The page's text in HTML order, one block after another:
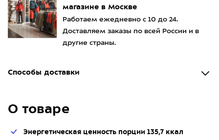
магазине в Москве
Работаем ежедневно с 10 до 24.
Доставляем заказы по всей России и в
другие страны.
Способы доставки
О товаре
Энергетическая ценность порции 135,7 ккал